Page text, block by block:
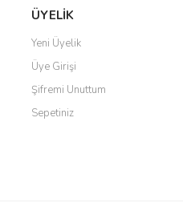
ÜYELİK
Yeni Üyelik
Üye Girişi
Şifremi Unuttum
Sepetiniz